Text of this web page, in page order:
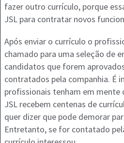
fazer outro currículo, porque
JSL para contratar novos
Após enviar o currículo o
chamado para uma seleção de
candidatos que forem
contratados pela companhia. É
profissionais tenham em mente
JSL recebem centenas de
quer dizer que pode demorar
Entretanto, se for contatado